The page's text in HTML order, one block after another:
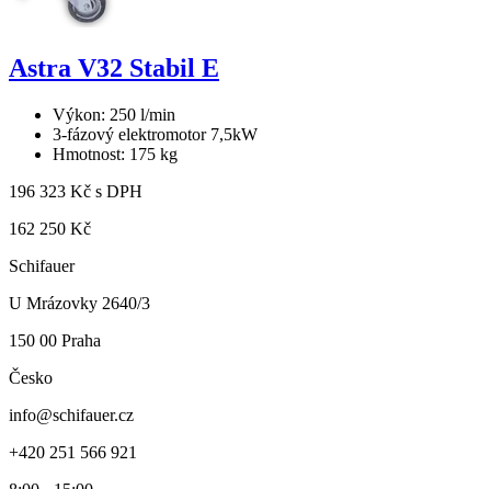
Astra V32 Stabil E
Výkon: 250 l/min
3-fázový elektromotor 7,5kW
Hmotnost: 175 kg
196 323 Kč s DPH
162 250 Kč
Schifauer
U Mrázovky 2640/3
150 00 Praha
Česko
info@schifauer.cz
+420 251 566 921